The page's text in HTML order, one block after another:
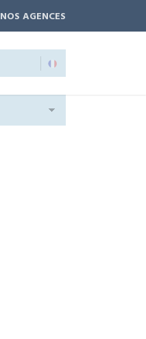
NOS AGENCES